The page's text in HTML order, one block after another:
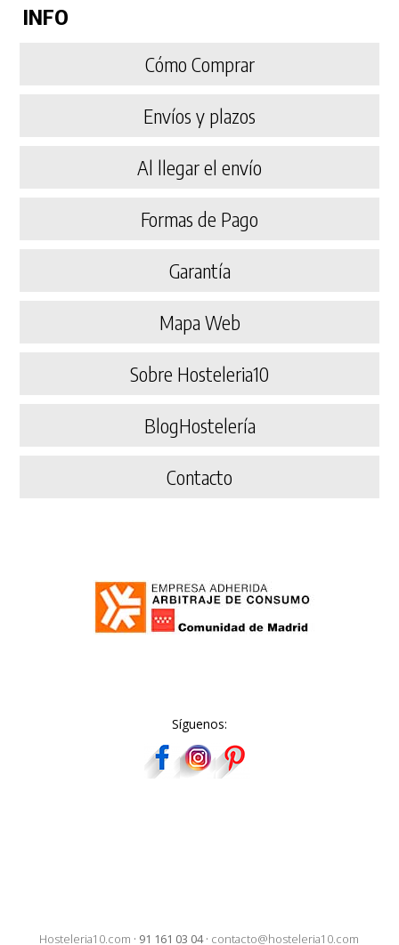
INFO
Cómo Comprar
Envíos y plazos
Al llegar el envío
Formas de Pago
Garantía
Mapa Web
Sobre Hosteleria10
BlogHostelería
Contacto
Síguenos:
Hosteleria10.com · 91 161 03 04· contacto@hosteleria10.com